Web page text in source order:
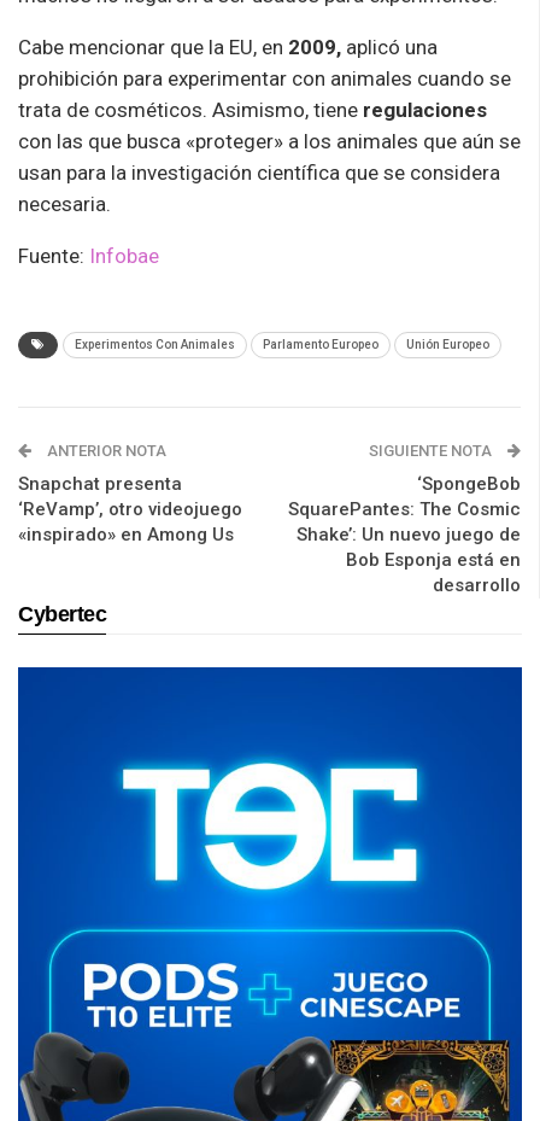
Cabe mencionar que la EU, en 2009, aplicó una
prohibición para experimentar con animales cuando se
trata de cosméticos. Asimismo, tiene regulaciones
con las que busca «proteger» a los animales que aún se
usan para la investigación científica que se considera
necesaria.
Fuente: Infobae
Experimentos Con Animales Parlamento Europeo Unión Europeo
ANTERIOR NOTA
Snapchat presenta
‘ReVamp’, otro videojuego
«inspirado» en Among Us
SIGUIENTE NOTA
‘SpongeBob
SquarePantes: The Cosmic
Shake’: Un nuevo juego de
Bob Esponja está en
desarrollo
Cybertec